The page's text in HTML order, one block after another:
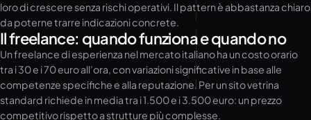
loro di crescere senza rischi operativi. Il pattern è abbastanza chiaro
da poterne trarre indicazioni concrete.
Il freelance: quando funziona e quando no
Un freelance di esperienza nel mercato italiano ha un costo orario
tra i 30 e i 70 euro all’ora, con variazioni significative in base alle
competenze specifiche e alla reputazione. Per un sito vetrina
standard richiede in media tra i 1.500 e i 3.500 euro: un prezzo
competitivo rispetto a strutture più complesse.